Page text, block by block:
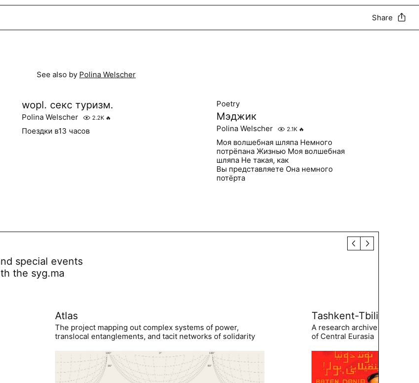
Share
See also by Polina Welscher
wopl. секс туризм.
Polina Welscher 2.2K 🔥
Поездки в13 часов
Poetry
Мэджик
Polina Welscher 2.1K 🔥
Моя волшебная шляпа Немного
потрёпана Жизнью Моя волшебная
шляпа Не такая, как
Вы представляете Она немного
потёрта
special events
the syg.ma
Atlas
The project mapping out complex systems of power,
translocal entanglements, and tacit networks of solidarity
Tashkent-Tbilisi
A research archive of the
of Central Eurasia